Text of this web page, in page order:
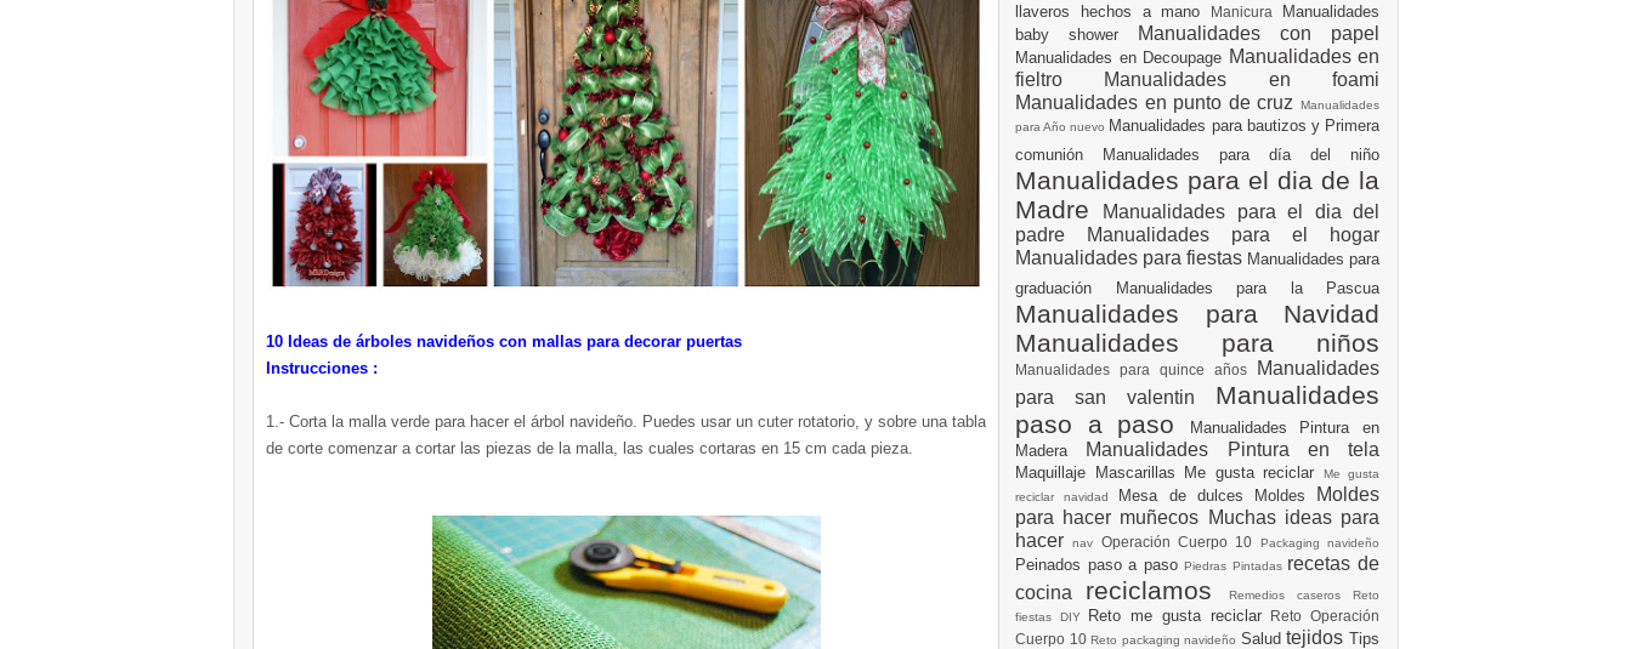
10 Ideas de árboles navideños con mallas para decorar puertas
Instrucciones :
1.- Corta la malla verde para hacer el árbol navideño. Puedes usar un cuter rotatorio, y sobre una tabla
de corte comenzar a cortar las piezas de la malla, las cuales cortaras en 15 cm cada pieza.
llaveros hechos a mano Manicura Manualidades
baby shower
Manualidades con papel
Manualidades en Decoupage Manualidades en
fieltro Manualidades en foami
Manualidades en punto de cruz
Manualidades
para Año nuevo Manualidades para bautizos y Primera
comunión Manualidades para día del niño
Manualidades para el dia de la
Madre
Manualidades para el dia del
padre
Manualidades para el hogar
Manualidades para fiestas Manualidades para
graduación Manualidades para la Pascua
Manualidades para Navidad
Manualidades para niños
Manualidades para quince años
Manualidades
para san valentin Manualidades
paso a paso
Manualidades Pintura en
Madera
Manualidades Pintura en tela
Maquillaje Mascarillas Me gusta reciclar
Me gusta
reciclar navidad Mesa de dulces Moldes
Moldes
para hacer muñecos Muchas ideas para
hacernav Operación Cuerpo 10 Packaging navideño
Peinados paso a pasoPiedras Pintadas recetas de
cocina reciclamos Remedios caseros Reto
fiestas DIY Reto me gusta reciclar
Reto Operación
Cuerpo 10Reto packaging navideño SaludtejidosTips